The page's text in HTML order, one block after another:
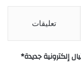
تعليقات
إلكترونية جديدة*